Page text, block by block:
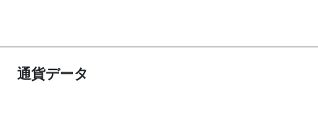
通貨データ